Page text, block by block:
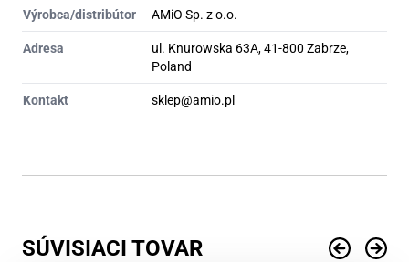
Výrobca/distribútor AMiO Sp. z o.o.
Adresa
ul. Knurowska 63A, 41-800 Zabrze,
Poland
Kontakt sklep@amio.pl
SÚVISIACI TOVAR